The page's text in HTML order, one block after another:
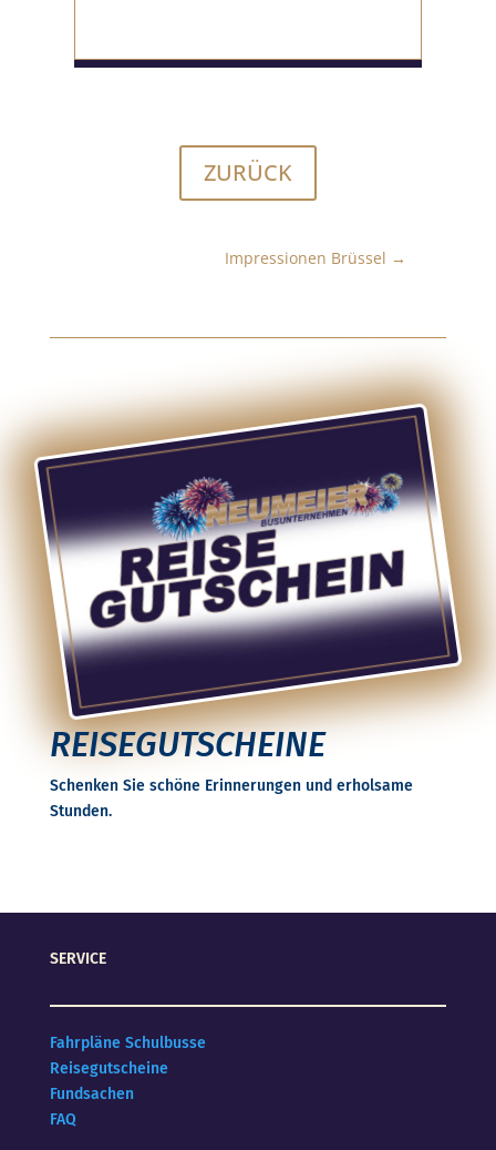
ZURÜCK
Impressionen Brüssel →
REISEGUTSCHEINE
Schenken Sie schöne Erinnerungen und erholsame
Stunden.
SERVICE
Fahrpläne Schulbusse
Reisegutscheine
Fundsachen
FAQ